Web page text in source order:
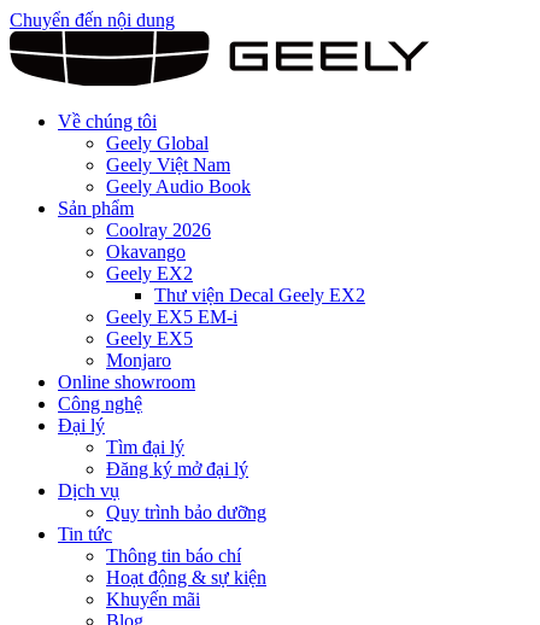
Chuyển đến nội dung
Về chúng tôi
Geely Global
Geely Việt Nam
Geely Audio Book
Sản phẩm
Coolray 2026
Okavango
Geely EX2
Thư viện Decal Geely EX2
Geely EX5 EM-i
Geely EX5
Monjaro
Online showroom
Công nghệ
Đại lý
Tìm đại lý
Đăng ký mở đại lý
Dịch vụ
Quy trình bảo dưỡng
Tin tức
Thông tin báo chí
Hoạt động & sự kiện
Khuyến mãi
Blog